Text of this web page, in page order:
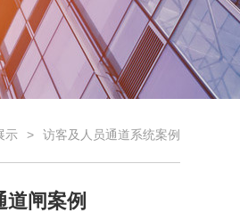
示 访客及人员通道系统案例
闸案例